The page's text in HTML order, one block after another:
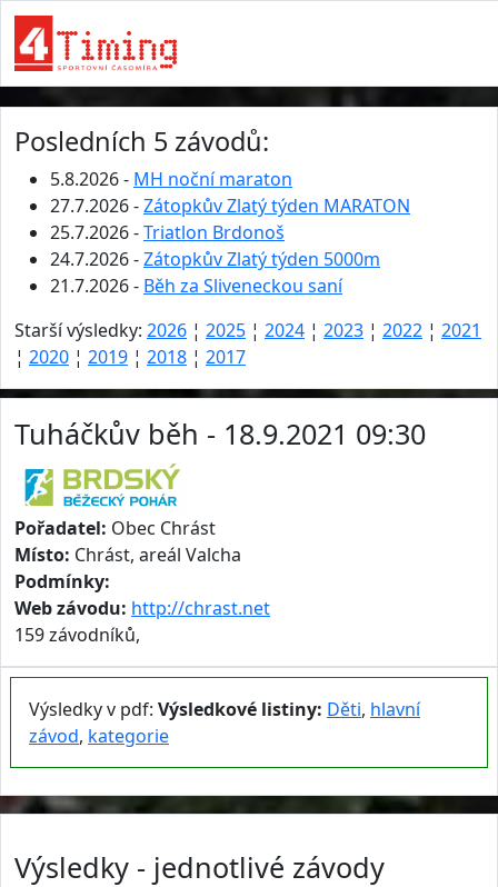
Posledních 5 závodů:
5.8.2026 - MH noční maraton
27.7.2026 -Zátopkův Zlatý týden MARATON
25.7.2026 -Triatlon Brdonoš
24.7.2026 -Zátopkův Zlatý týden 5000m
21.7.2026 - Běh za Sliveneckou saní
Starší výsledky: 2026 ¦ 2025 ¦ 2024 ¦ 2023 ¦ 2022 ¦ 2021
¦ 2020 ¦ 2019 ¦ 2018 ¦ 2017
Tuháčkův běh - 18.9.2021 09:30
Pořadatel: Obec Chrást
Místo: Chrást, areál Valcha
Podmínky:
Web závodu: http://chrast.net
159 závodníků,
Výsledky v pdf: Výsledkové listiny: Děti, hlavní
závod, kategorie
Výsledky - jednotlivé závody